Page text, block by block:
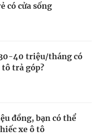
có cửa sống
40 triệu/tháng có
tô trả góp?
đồng, bạn có thể
xe ô tô